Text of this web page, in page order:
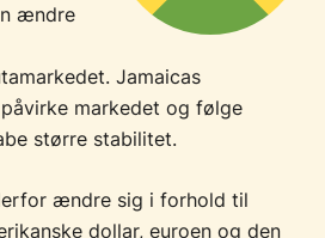
ændre
Jamaicas
markedet og følge
større stabilitet.
ændre sig i forhold til
dollar, euroen og den